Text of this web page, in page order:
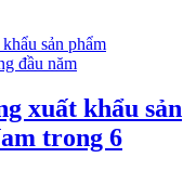
xuất khẩu sản
trong 6